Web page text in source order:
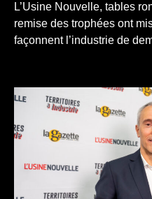
L’Usine Nouvelle, tables
remise des trophées ont
façonnent l’industrie de